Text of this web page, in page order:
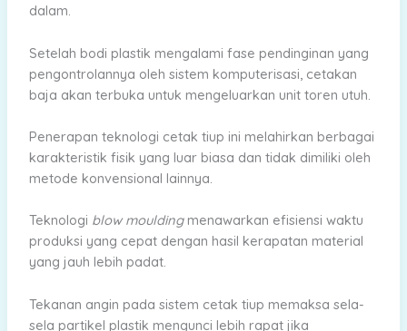
dalam.
Setelah bodi plastik mengalami fase pendinginan yang
pengontrolannya oleh sistem komputerisasi, cetakan
baja akan terbuka untuk mengeluarkan unit toren utuh.
Penerapan teknologi cetak tiup ini melahirkan berbagai
karakteristik fisik yang luar biasa dan tidak dimiliki oleh
metode konvensional lainnya.
Teknologi blow mouldingmenawarkan efisiensi waktu
produksi yang cepat dengan hasil kerapatan material
yang jauh lebih padat.
Tekanan angin pada sistem cetak tiup memaksa sela-
sela partikel plastik mengunci lebih rapat jika